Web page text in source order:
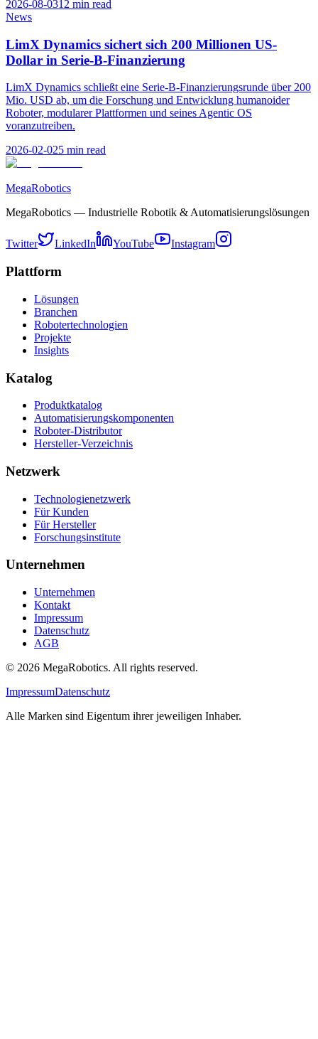
2026-08-0312 min read
News
LimX Dynamics sichert sich 200 Millionen US-
Dollar in Serie-B-Finanzierung
LimX Dynamics schließt eine Serie-B-Finanzierungsrunde über 200
Mio. USD ab, um die Forschung und Entwicklung humanoider
Roboter, modularer Plattformen und seines Agentic OS
voranzutreiben.
2026-02-025 min read
MegaRobotics
MegaRobotics — Industrielle Robotik & Automatisierungslösungen
Twitter LinkedIn YouTube Instagram
Plattform
Lösungen
Branchen
Robotertechnologien
Projekte
Insights
Katalog
Produktkatalog
Automatisierungskomponenten
Roboter-Distributor
Hersteller-Verzeichnis
Netzwerk
Technologienetzwerk
Für Kunden
Für Hersteller
Forschungsinstitute
Unternehmen
Unternehmen
Kontakt
Impressum
Datenschutz
AGB
© 2026 MegaRobotics. All rights reserved.
ImpressumDatenschutz
Alle Marken sind Eigentum ihrer jeweiligen Inhaber.